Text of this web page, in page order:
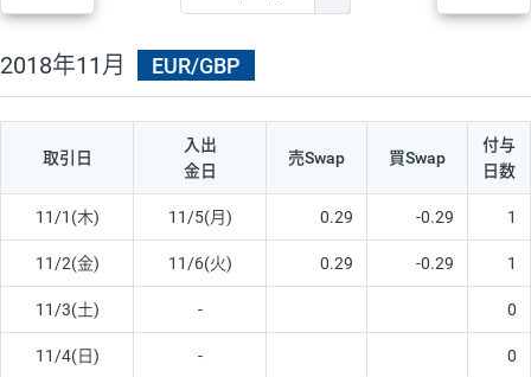
2018年11月 EUR/GBP
取引日
入出
金日
売Swap 買Swap
付与
日数
11/1(木) 11/5(月) 0.29 -0.29 1
11/2(金) 11/6(火) 0.29 -0.29 1
11/3(土) - 0
11/4(日) - 0